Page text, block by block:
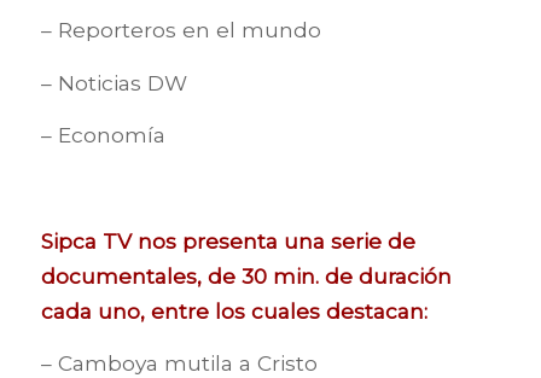
– Reporteros en el mundo
– Noticias DW
– Economía
Sipca TV nos presenta una serie de
documentales, de 30 min. de duración
cada uno, entre los cuales destacan:
– Camboya mutila a Cristo